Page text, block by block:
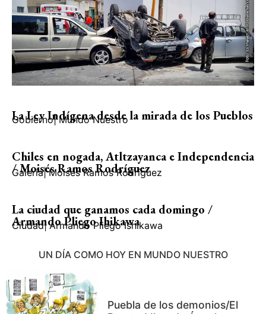
La Ley Indígena desde la mirada de los Pueblos
Gobierno| Mundo Nuestro
Chiles en nogada, Atltzayanca e Independencia
/ Moisés Ramos Rodríguez
Galería| Moisés Ramos Rodríguez
La ciudad que ganamos cada domingo /
Armando Pliego Ihikawa
Ciudad| Armando Pliego Ishikawa
UN DÍA COMO HOY EN MUNDO NUESTRO
Puebla de los demonios/El